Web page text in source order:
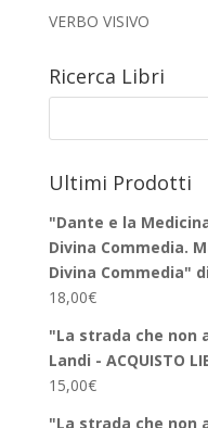
VERBO VISIVO
Ricerca Libri
Ultimi Prodotti
"Dante e la
Divina Commedia.
Divina Commedia"
18,00€
"La strada che non
Landi - ACQUISTO
15,00€
"La strada che non